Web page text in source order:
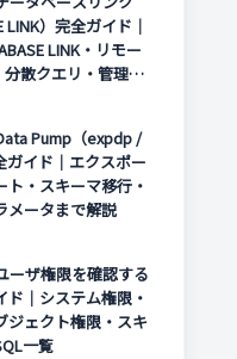
LINK）完全ガイド｜
LINK・リモー
分散クエリ・管理方
Pump（expdp /
イド｜エクスポー
ト・スキーマ移行・
メータまで解説
ーザ権限を確認する
ド｜システム権限・
ジェクト権限・スキ
一覧